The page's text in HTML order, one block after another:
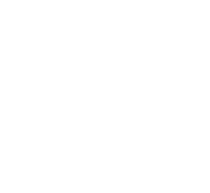
จริยธ
ภาพพ
ความ
ศัลยกร
ทาสี